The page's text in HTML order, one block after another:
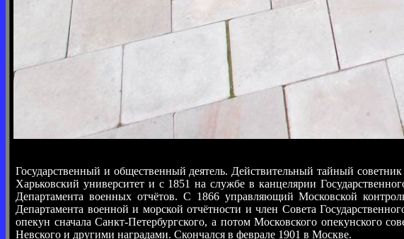
Государственный и общественный деятель. Действительный тайный
Харьковский университет и с 1851 на службе в канцелярии
Департамента военных отчётов. С 1866 управляющий Московской
Департамента военной и морской отчётности и член Совета
опекун сначала Санкт-Петербургского, а потом Московского опекунского
Невского и другими наградами. Скончался в феврале 1901 в Москве.